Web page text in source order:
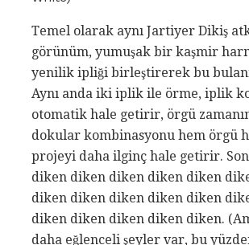
Temel olarak aynı Jartiyer Dikiş
görünüm, yumuşak bir kaşmir
yenilik ipliği birleştirerek bu
Aynı anda iki iplik ile örme, iplik
otomatik hale getirir, örgü
dokular kombinasyonu hem örgü
projeyi daha ilginç hale getirir.
diken diken diken diken diken
diken diken diken diken diken
diken diken diken diken diken.
daha eğlenceli şeyler var, bu